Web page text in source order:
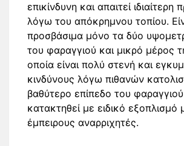
επικίνδυνη και απαιτεί ιδιαίτερη
λόγω του απόκρημνου τοπίου.
προσβάσιμα μόνο τα δύο
του φαραγγιού και μικρό μέρος
οποία είναι πολύ στενή και
κινδύνους λόγω πιθανών
βαθύτερο επίπεδο του
κατακτηθεί με ειδικό
έμπειρους αναρριχητές.